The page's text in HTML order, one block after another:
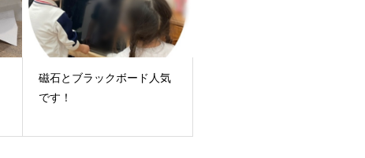
磁石とブラックボード人気
です！